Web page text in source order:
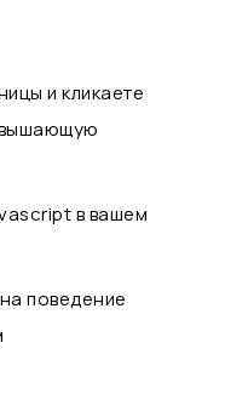
и кликаете
в вашем
поведение